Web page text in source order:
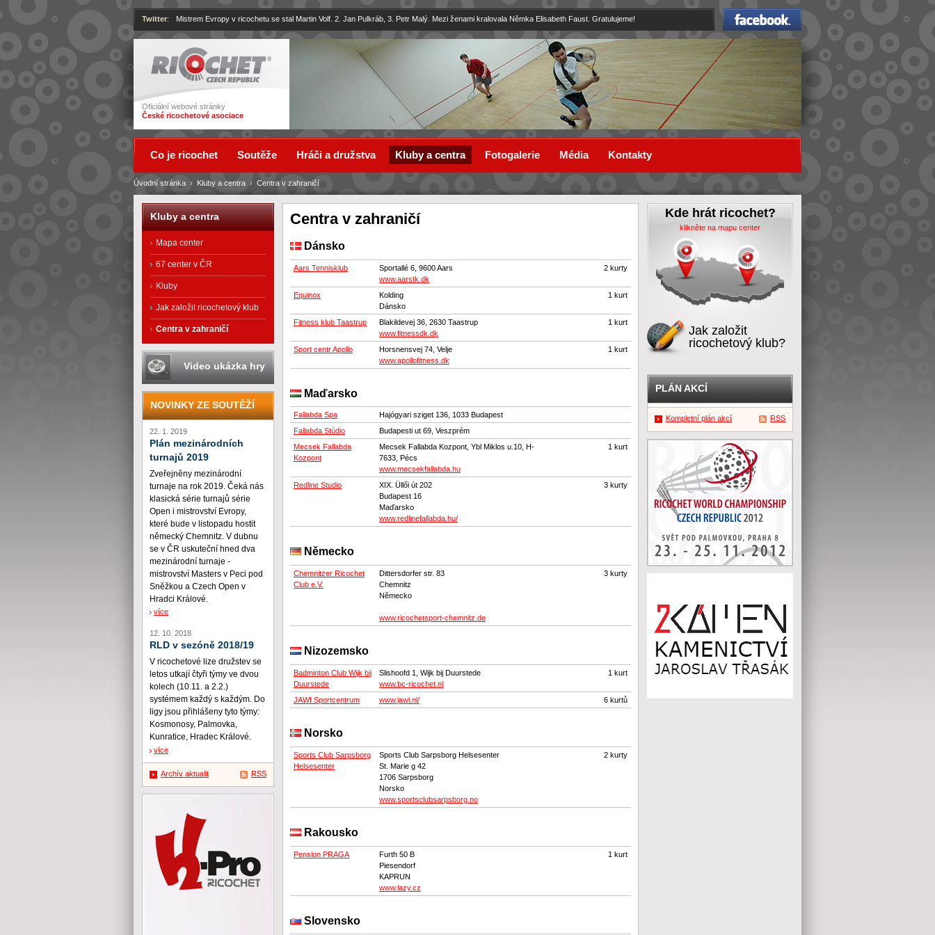
Ricochet
Oficiální webové stránky
České ricochetové asociace
Facebook
Twitter: Mistrem Evropy v ricochetu se stal Martin Volf. 2. Jan Pulkráb, 3. Petr Malý. Mezi ženami kralovala Němka Elisabeth Faust. Gratulujeme!
Centra v zahraničí
Dánsko
Aars Tennisklub
Sportallé 6, 9600 Aars
www.aarstk.dk
2 kurty
Equinox
Kolding
Dánsko
1 kurt
Fitness klub Taastrup
Blakildevej 36, 2630 Taastrup
www.fitnessdk.dk
1 kurt
Sport centr Apollo
Horsnensvej 74, Velje
www.apollofitness.dk
1 kurt
Maďarsko
Fallabda Spa
Hajógyari sziget 136, 1033 Budapest
Fallabda Stúdio
Budapesti ut 69, Veszprém
Mecsek Fallabda
Kozpont
Mecsek Fallabda Kozpont, Ybl Miklos u.10, H-
7633, Pécs
www.mecsekfallabda.hu
1 kurt
Redline Studio
XIX. Üllői út 202
Budapest 16
Maďarsko
www.redlinefallabda.hu/
3 kurty
Německo
Chemnitzer Ricochet
Club e.V.
Dittersdorfer str. 83
Chemnitz
Německo
www.ricochetsport-chemnitz.de
3 kurty
Nizozemsko
Badminton Club Wijk bij
Duurstede
Slishoofd 1, Wijk bij Duurstede
www.bc-ricochet.nl
1 kurt
JAWI Sportcentrum www.jawi.nl/ 6 kurtů
Norsko
Sports Club Sarpsborg
Helsesenter
Sports Club Sarpsborg Helsesenter
St. Marie g 42
1706 Sarpsborg
Norsko
www.sportsclubsarpsborg.no
2 kurty
Rakousko
Pension PRAGA
Furth 50 B
Piesendorf
KAPRUN
www.lazy.cz
1 kurt
Slovensko
Úvodní stránka › Kluby a centra › Centra v zahraničí
Co je ricochet Soutěže Hráči a družstva Kluby a centra Fotogalerie Média Kontakty
Kluby a centra
Mapa center
67 center v ČR
Kluby
Jak založit ricochetový klub
Centra v zahraničí
Video ukázka hry
NOVINKY ZE SOUTĚŽÍ
22. 1. 2019
Plán mezinárodních
turnajů 2019
Zveřejněny mezinárodní
turnaje na rok 2019. Čeká nás
klasická série turnajů série
Open i mistrovství Evropy,
které bude v listopadu hostit
německý Chemnitz. V dubnu
se v ČR uskuteční hned dva
mezinárodní turnaje -
mistrovství Masters v Peci pod
Sněžkou a Czech Open v
Hradci Králové.
více
12. 10. 2018
RLD v sezóně 2018/19
V ricochetové lize družstev se
letos utkají čtyři týmy ve dvou
kolech (10.11. a 2.2.)
systémem každý s každým. Do
ligy jsou přihlášeny tyto týmy:
Kosmonosy, Palmovka,
Kunratice, Hradec Králové.
více
Archív aktualit RSS
Kde hrát ricochet?
klikněte na mapu center
Jak založit
ricochetový klub?
PLÁN AKCÍ
Kompletní plán akcí RSS